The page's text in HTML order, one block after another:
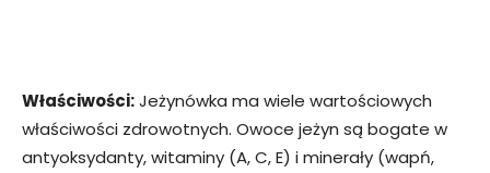
Właściwości:Jeżynówka ma wiele wartościowych
właściwości zdrowotnych. Owoce jeżyn są bogate w
antyoksydanty, witaminy (A, C, E) i minerały (wapń,